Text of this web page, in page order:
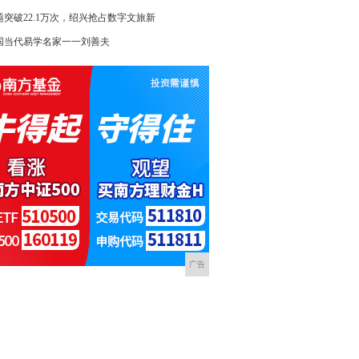
突破22.1万次，绍兴抢占数字文旅新
当代易学名家一一刘善夫
广告